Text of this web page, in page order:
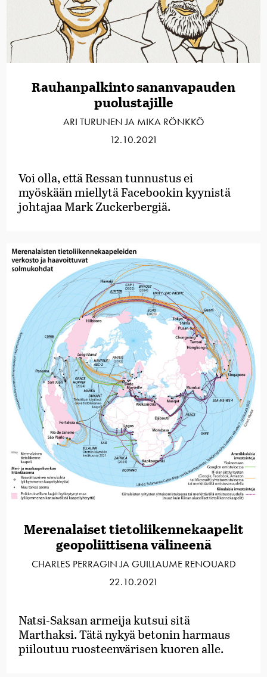
Rauhanpalkinto sananvapauden
puolustajille
ARI TURUNEN JA MIKA RÖNKKÖ
12.10.2021
Voi olla, että Ressan tunnustus ei
myöskään miellytä Facebookin kyynistä
johtajaa Mark Zuckerbergiä.
Merenalaiset tietoliikennekaapelit
geopoliittisena välineenä
CHARLES PERRAGIN JA GUILLAUME RENOUARD
22.10.2021
Natsi-Saksan armeija kutsui sitä
Marthaksi. Tätä nykyä betonin harmaus
piiloutuu ruosteenvärisen kuoren alle.